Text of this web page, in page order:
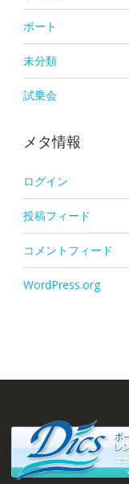
ボート
未分類
試乗会
メタ情報
ログイン
投稿フィード
コメントフィード
WordPress.org